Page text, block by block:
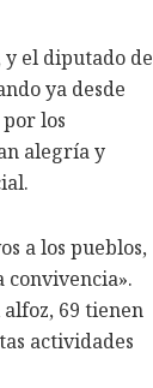
y el diputado de
ya desde
los
alegría y
a los pueblos,
convivencia».
69 tienen
actividades